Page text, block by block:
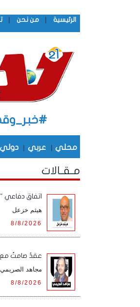
الرئيسية | من نحن |
محلي | عربي | دولي
مـقـالات
اتفاق
هيثم خزعل
8/8/2026
عقدٌ صامتٌ مع
مجاهد الصريمي
8/8/2026